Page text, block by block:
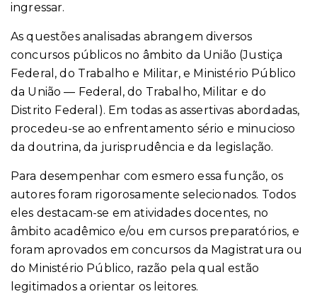
ingressar.
As questões analisadas abrangem diversos
concursos públicos no âmbito da União (Justiça
Federal, do Trabalho e Militar, e Ministério Público
da União — Federal, do Trabalho, Militar e do
Distrito Federal). Em todas as assertivas abordadas,
procedeu-se ao enfrentamento sério e minucioso
da doutrina, da jurisprudência e da legislação.
Para desempenhar com esmero essa função, os
autores foram rigorosamente selecionados. Todos
eles destacam-se em atividades docentes, no
âmbito acadêmico e/ou em cursos preparatórios, e
foram aprovados em concursos da Magistratura ou
do Ministério Público, razão pela qual estão
legitimados a orientar os leitores.